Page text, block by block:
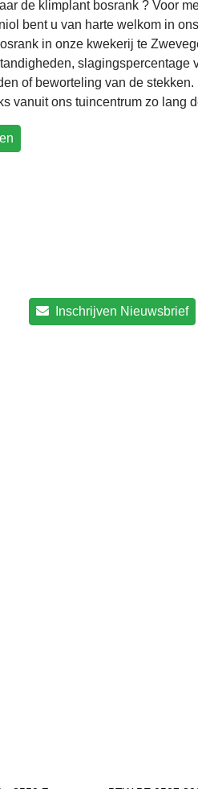
de klimplant bosrank ? Voor
bent u van harte welkom in
in onze kwekerij te
slagingspercentage
of beworteling van de
vanuit ons tuincentrum zo lang
Inschrijven Nieuwsbrief